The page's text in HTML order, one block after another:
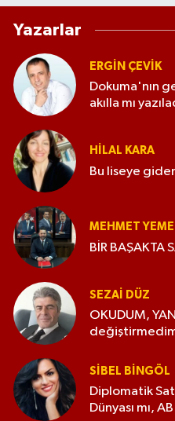
Yazarlar
ERGIN ÇEVİK
Dokuma'nın
akılla mı
HILAL KARA
Bu liseye
MEHMET
BİR BAŞAKTA
SEZAI DÜZ
OKUDUM,
SIBEL BINGÖL
Diplomatik
Dünyası mı,